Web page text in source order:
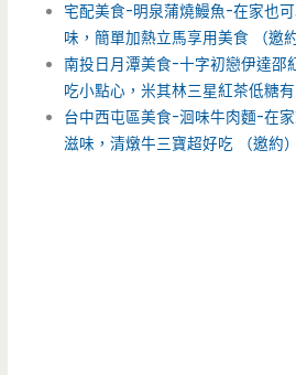
宅配美食-明泉蒲燒鰻魚-在家也
味，簡單加熱立馬享用美食 （邀約
南投日月潭美食-十字初戀伊達邵
吃小點心，米其林三星紅茶低糖有
台中西屯區美食-洄味牛肉麵-在
滋味，清燉牛三寶超好吃 （邀約）